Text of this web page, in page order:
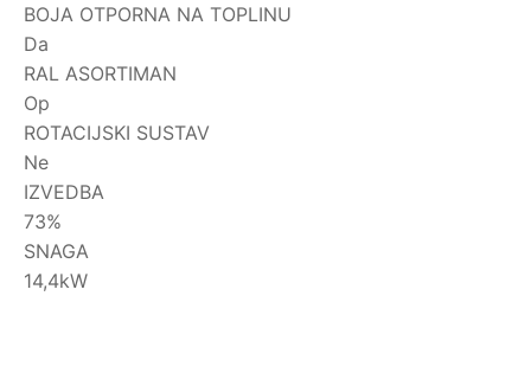
BOJA OTPORNA NA TOPLINU
Da
RAL ASORTIMAN
Op
ROTACIJSKI SUSTAV
Ne
IZVEDBA
73%
SNAGA
14,4kW